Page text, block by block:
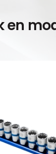
en